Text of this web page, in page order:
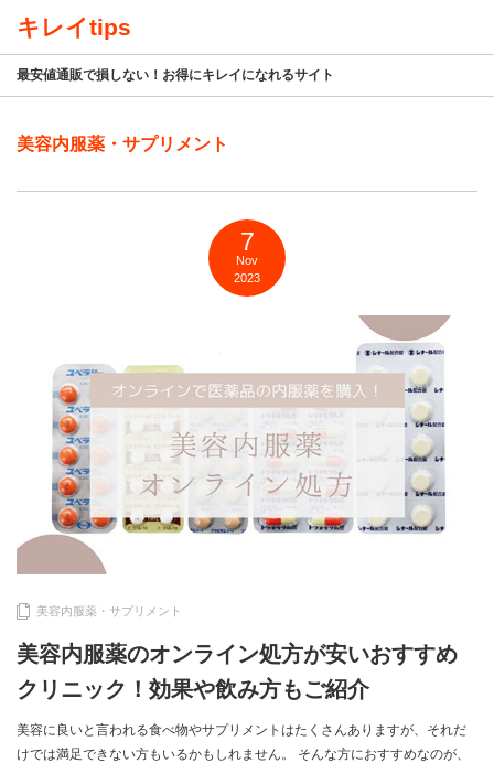
キレイtips
最安値通販で損しない！お得にキレイになれるサイト
美容内服薬・サプリメント
7
Nov
2023
美容内服薬・サプリメント
美容内服薬のオンライン処方が安いおすすめ
クリニック！効果や飲み方もご紹介
美容に良いと言われる食べ物やサプリメントはたくさんありますが、それだ
けでは満足できない方もいるかもしれません。 そんな方におすすめなのが、